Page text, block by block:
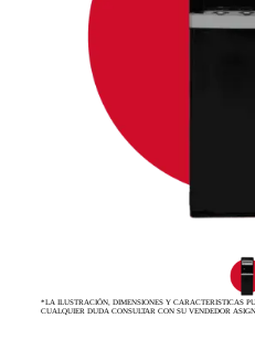
*LA ILUSTRACIÓN, DIMENSIONES Y CARACTERISTICAS
CUALQUIER DUDA CONSULTAR CON SU VENDEDOR